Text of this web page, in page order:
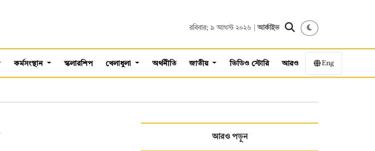
রবিবার; ৯ আগস্ট ২০২৬ |আর্কাইভ
কর্মসংস্থান স্কলারশিপ খেলাধুলা অর্থনীতি জাতীয় ভিডিও স্টোরি আরও Eng
আরও পড়ুন